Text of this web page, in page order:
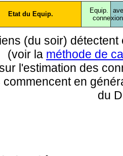
Etat du Equip.
Equip.
conne
(du soir)
(voir la méthode de
l'estimation des
en
du